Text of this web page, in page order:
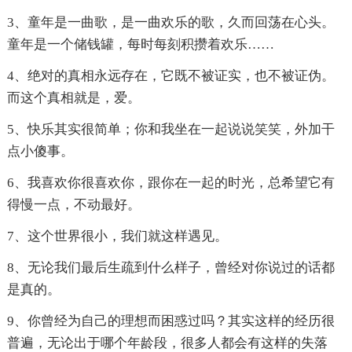
3、童年是一曲歌，是一曲欢乐的歌，久而回荡在心头。
童年是一个储钱罐，每时每刻积攒着欢乐……
4、绝对的真相永远存在，它既不被证实，也不被证伪。
而这个真相就是，爱。
5、快乐其实很简单；你和我坐在一起说说笑笑，外加干
点小傻事。
6、我喜欢你很喜欢你，跟你在一起的时光，总希望它有
得慢一点，不动最好。
7、这个世界很小，我们就这样遇见。
8、无论我们最后生疏到什么样子，曾经对你说过的话都
是真的。
9、你曾经为自己的理想而困惑过吗？其实这样的经历很
普遍，无论出于哪个年龄段，很多人都会有这样的失落